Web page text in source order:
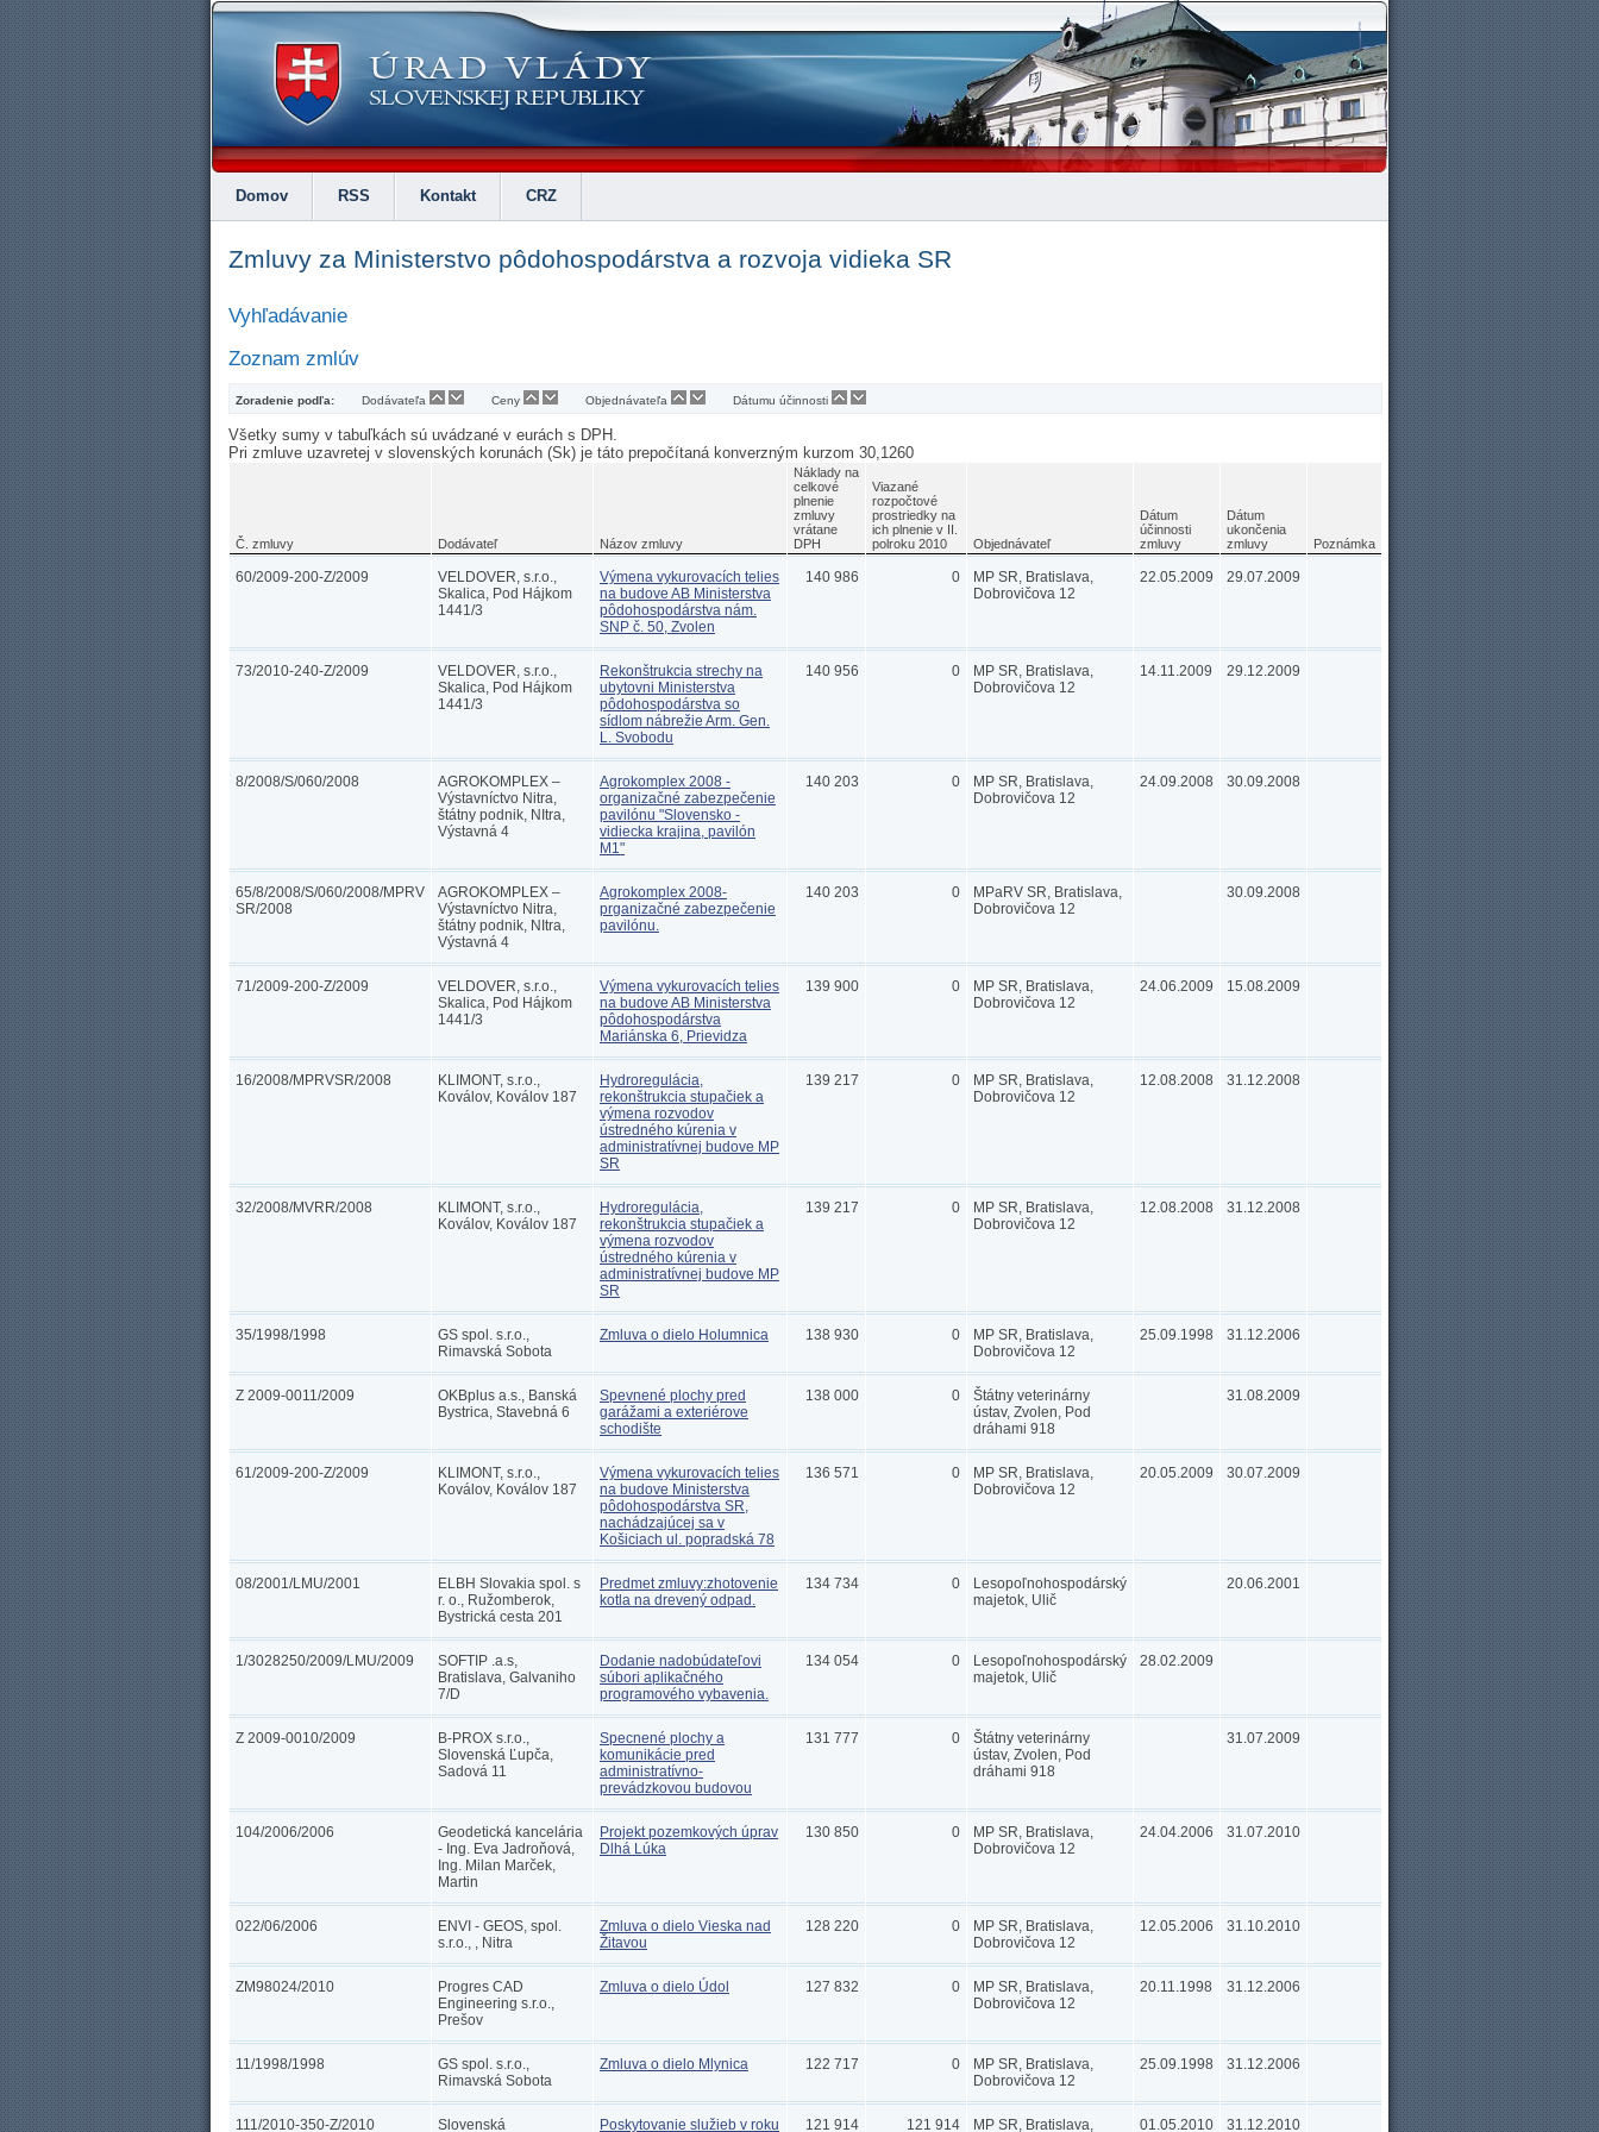
Domov RSS Kontakt CRZ
Zmluvy za Ministerstvo pôdohospodárstva a rozvoja vidieka SR
Vyhľadávanie
Zoznam zmlúv
Zoradenie podľa: Dodávateľa Ceny Objednávateľa Dátumu účinnosti
Všetky sumy v tabuľkách sú uvádzané v eurách s DPH.
Pri zmluve uzavretej v slovenských korunách (Sk) je táto prepočítaná konverzným kurzom 30,1260
Č. zmluvy Dodávateľ Názov zmluvy
Náklady na
celkové
plnenie
zmluvy
vrátane
DPH
Viazané
rozpočtové
prostriedky na
ich plnenie v II.
polroku 2010
Objednávateľ
Dátum
účinnosti
zmluvy
Dátum
ukončenia
zmluvy
Poznámka
60/2009-200-Z/2009
VELDOVER, s.r.o.,
Skalica, Pod Hájkom
1441/3
Výmena vykurovacích telies
na budove AB Ministerstva
pôdohospodárstva nám.
SNP č. 50, Zvolen
140 986 0
MP SR, Bratislava,
Dobrovičova 12
22.05.2009 29.07.2009
73/2010-240-Z/2009
VELDOVER, s.r.o.,
Skalica, Pod Hájkom
1441/3
Rekonštrukcia strechy na
ubytovni Ministerstva
pôdohospodárstva so
sídlom nábrežie Arm. Gen.
L. Svobodu
140 956 0
MP SR, Bratislava,
Dobrovičova 12
14.11.2009 29.12.2009
8/2008/S/060/2008
AGROKOMPLEX –
Výstavníctvo Nitra,
štátny podnik, NItra,
Výstavná 4
Agrokomplex 2008 -
organizačné zabezpečenie
pavilónu "Slovensko -
vidiecka krajina, pavilón
M1"
140 203 0
MP SR, Bratislava,
Dobrovičova 12
24.09.2008 30.09.2008
65/8/2008/S/060/2008/MPRV
SR/2008
AGROKOMPLEX –
Výstavníctvo Nitra,
štátny podnik, NItra,
Výstavná 4
Agrokomplex 2008-
prganizačné zabezpečenie
pavilónu.
140 203 0
MPaRV SR, Bratislava,
Dobrovičova 12
30.09.2008
71/2009-200-Z/2009
VELDOVER, s.r.o.,
Skalica, Pod Hájkom
1441/3
Výmena vykurovacích telies
na budove AB Ministerstva
pôdohospodárstva
Mariánska 6, Prievidza
139 900 0
MP SR, Bratislava,
Dobrovičova 12
24.06.2009 15.08.2009
16/2008/MPRVSR/2008
KLIMONT, s.r.o.,
Koválov, Koválov 187
Hydroregulácia,
rekonštrukcia stupačiek a
výmena rozvodov
ústredného kúrenia v
administratívnej budove MP
SR
139 217 0
MP SR, Bratislava,
Dobrovičova 12
12.08.2008 31.12.2008
32/2008/MVRR/2008
KLIMONT, s.r.o.,
Koválov, Koválov 187
Hydroregulácia,
rekonštrukcia stupačiek a
výmena rozvodov
ústredného kúrenia v
administratívnej budove MP
SR
139 217 0
MP SR, Bratislava,
Dobrovičova 12
12.08.2008 31.12.2008
35/1998/1998
GS spol. s.r.o.,
Rimavská Sobota
Zmluva o dielo Holumnica 138 930 0
MP SR, Bratislava,
Dobrovičova 12
25.09.1998 31.12.2006
Z 2009-0011/2009
OKBplus a.s., Banská
Bystrica, Stavebná 6
Spevnené plochy pred
garážami a exteriérove
schodište
138 000 0
Štátny veterinárny
ústav, Zvolen, Pod
dráhami 918
31.08.2009
61/2009-200-Z/2009
KLIMONT, s.r.o.,
Koválov, Koválov 187
Výmena vykurovacích telies
na budove Ministerstva
pôdohospodárstva SR,
nachádzajúcej sa v
Košiciach ul. popradská 78
136 571 0
MP SR, Bratislava,
Dobrovičova 12
20.05.2009 30.07.2009
08/2001/LMU/2001
ELBH Slovakia spol. s
r. o., Ružomberok,
Bystrická cesta 201
Predmet zmluvy:zhotovenie
kotla na drevený odpad.
134 734 0
Lesopoľnohospodárský
majetok, Ulič
20.06.2001
1/3028250/2009/LMU/2009
SOFTIP .a.s,
Bratislava, Galvaniho
7/D
Dodanie nadobúdateľovi
súbori aplikačného
programového vybavenia.
134 054 0
Lesopoľnohospodárský
majetok, Ulič
28.02.2009
Z 2009-0010/2009
B-PROX s.r.o.,
Slovenská Ľupča,
Sadová 11
Specnené plochy a
komunikácie pred
administratívno-
prevádzkovou budovou
131 777 0
Štátny veterinárny
ústav, Zvolen, Pod
dráhami 918
31.07.2009
104/2006/2006
Geodetická kancelária
- Ing. Eva Jadroňová,
Ing. Milan Marček,
Martin
Projekt pozemkových úprav
Dlhá Lúka
130 850 0
MP SR, Bratislava,
Dobrovičova 12
24.04.2006 31.07.2010
022/06/2006
ENVI - GEOS, spol.
s.r.o., , Nitra
Zmluva o dielo Vieska nad
Žitavou
128 220 0
MP SR, Bratislava,
Dobrovičova 12
12.05.2006 31.10.2010
ZM98024/2010
Progres CAD
Engineering s.r.o.,
Prešov
Zmluva o dielo Údol 127 832 0
MP SR, Bratislava,
Dobrovičova 12
20.11.1998 31.12.2006
11/1998/1998
GS spol. s.r.o.,
Rimavská Sobota
Zmluva o dielo Mlynica 122 717 0
MP SR, Bratislava,
Dobrovičova 12
25.09.1998 31.12.2006
111/2010-350-Z/2010 Slovenská Poskytovanie služieb v roku 121 914 121 914 MP SR, Bratislava, 01.05.2010 31.12.2010